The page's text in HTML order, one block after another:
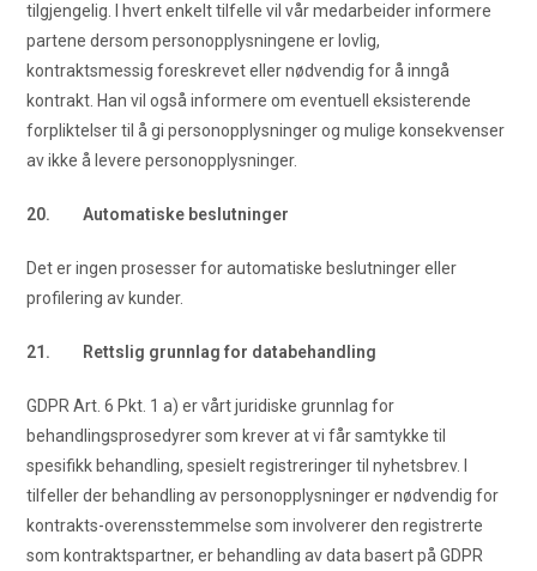
tilgjengelig. I hvert enkelt tilfelle vil vår medarbeider informere
partene dersom personopplysningene er lovlig,
kontraktsmessig foreskrevet eller nødvendig for å inngå
kontrakt. Han vil også informere om eventuell eksisterende
forpliktelser til å gi personopplysninger og mulige konsekvenser
av ikke å levere personopplysninger.
20. Automatiske beslutninger
Det er ingen prosesser for automatiske beslutninger eller
profilering av kunder.
21. Rettslig grunnlag for databehandling
GDPR Art. 6 Pkt. 1 a) er vårt juridiske grunnlag for
behandlingsprosedyrer som krever at vi får samtykke til
spesifikk behandling, spesielt registreringer til nyhetsbrev. I
tilfeller der behandling av personopplysninger er nødvendig for
kontrakts-overensstemmelse som involverer den registrerte
som kontraktspartner, er behandling av data basert på GDPR